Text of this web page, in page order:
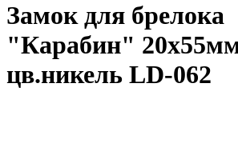
Замок для брелока
"Карабин"
цв.никель LD-062